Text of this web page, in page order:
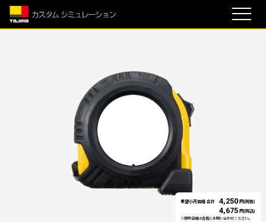
希望小売価格 合計 4,250 円(税抜)
4,675 円(税込)
※販売価格は各店にお問い合わせください。